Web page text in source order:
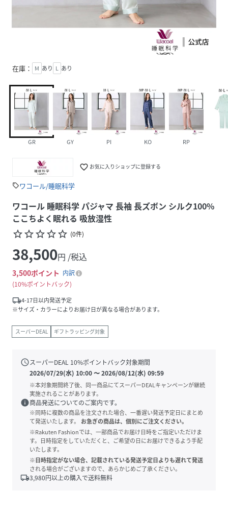
在庫： M あり L あり
GR GY PI KO RP
favorite_border お気に入りショップに登録する
sellワコール/睡眠科学
ワコール 睡眠科学 パジャマ 長袖 長ズボン シルク100%
ここちよく眠れる 吸放湿性
star_borderstar_borderstar_borderstar_borderstar_border (0件)
38,500円 /税込
3,500ポイント 内訳
10%ポイントバック
local_shipping4-17日以内発送予定
※サイズ・カラーによりお届け日が異なる場合があります。
スーパーDEAL ギフトラッピング対象
scheduleスーパーDEAL 10%ポイントバック対象期間
2026/07/29(水) 10:00〜2026/08/12(水) 09:59
※本対象期間終了後、同一商品にてスーパーDEALキャンペーンが継続
実施されることがあります。
info商品発送についてのご案内です。
※同時に複数の商品を注文された場合、一番遅い発送予定日にまとめ
て発送いたします。
お急ぎの商品は、個別にご注文ください。
※Rakuten Fashionでは、一部商品でお届け日時をご指定いただけま
す。日時指定をしていただくと、ご希望の日にお届けできるよう手配
いたします。
※日時指定がない場合、記載されている発送予定日よりも遅れて発送
される場合がございますので、あらかじめご了承ください。
local_shipping3,980円以上の購入で送料無料